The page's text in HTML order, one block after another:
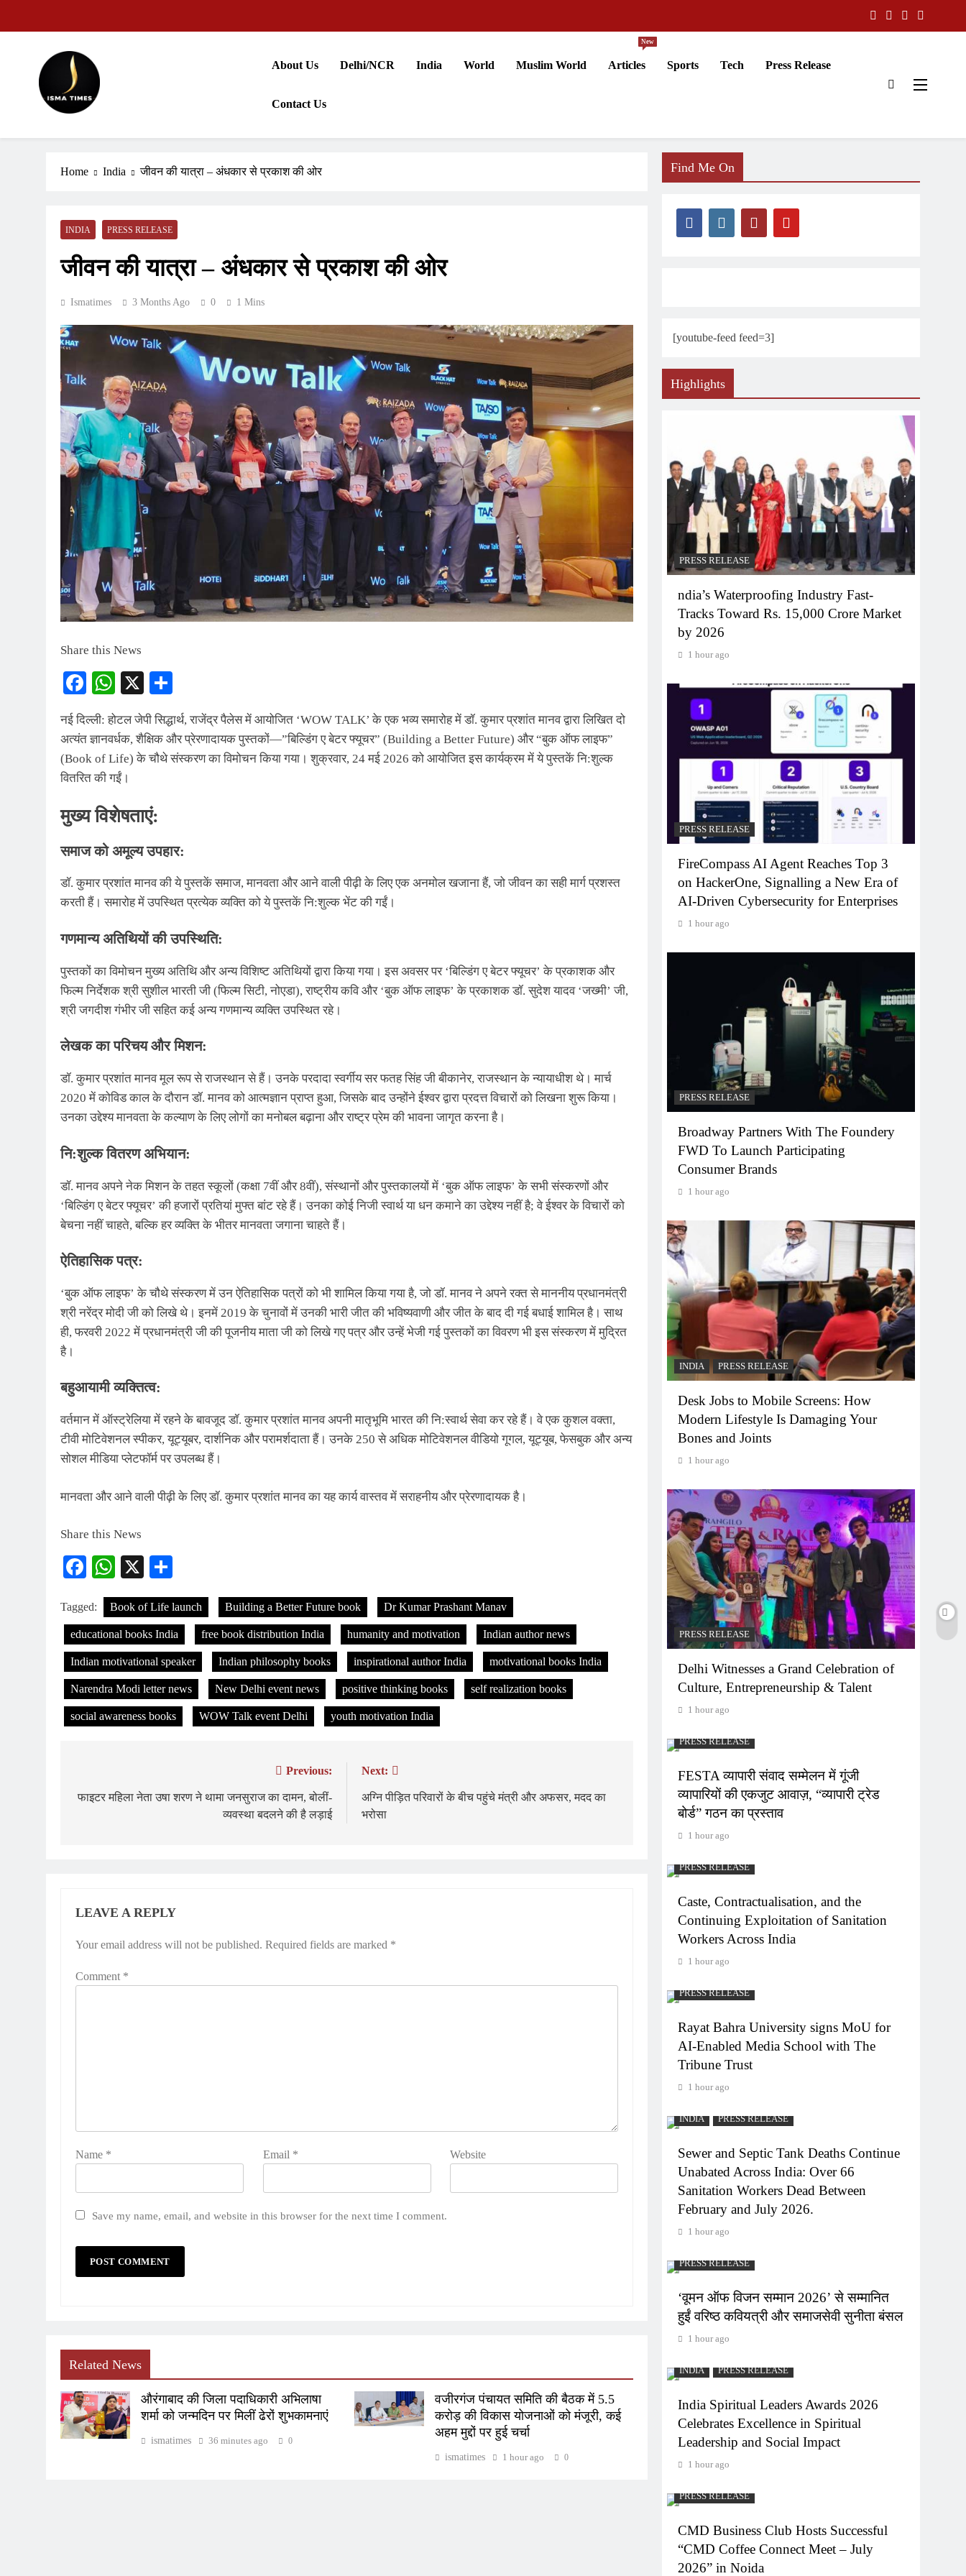
ISMA TIMES NEWS
About Us Delhi/NCR India World Muslim World Articles
New
Sports Tech Press Release
Contact Us
Home India जीवन की यात्रा – अंधकार से प्रकाश की ओर
INDIA PRESS RELEASE
जीवन की यात्रा – अंधकार से प्रकाश की ओर
Ismatimes 3 Months Ago 0 1 Mins
Share this News
Facebook
WhatsApp
X
नई दिल्ली: होटल जेपी सिद्धार्थ, राजेंद्र पैलेस में आयोजित ‘WOW TALK’ के एक भव्य समारोह में डॉ. कुमार प्रशांत मानव द्वारा लिखित दो
अत्यंत ज्ञानवर्धक, शैक्षिक और प्रेरणादायक पुस्तकों—”बिल्डिंग ए बेटर फ्यूचर” (Building a Better Future) और “बुक ऑफ लाइफ”
(Book of Life) के चौथे संस्करण का विमोचन किया गया। शुक्रवार, 24 मई 2026 को आयोजित इस कार्यक्रम में ये पुस्तकें नि:शुल्क
वितरित की गईं।
मुख्य विशेषताएं:
समाज को अमूल्य उपहार:
डॉ. कुमार प्रशांत मानव की ये पुस्तकें समाज, मानवता और आने वाली पीढ़ी के लिए एक अनमोल खजाना हैं, जो जीवन का सही मार्ग प्रशस्त
करती हैं। समारोह में उपस्थित प्रत्येक व्यक्ति को ये पुस्तकें नि:शुल्क भेंट की गईं।
गणमान्य अतिथियों की उपस्थिति:
पुस्तकों का विमोचन मुख्य अतिथि और अन्य विशिष्ट अतिथियों द्वारा किया गया। इस अवसर पर ‘बिल्डिंग ए बेटर फ्यूचर’ के प्रकाशक और
फिल्म निर्देशक श्री सुशील भारती जी (फिल्म सिटी, नोएडा), राष्ट्रीय कवि और ‘बुक ऑफ लाइफ’ के प्रकाशक डॉ. सुदेश यादव ‘जख्मी’ जी,
श्री जगदीश गंभीर जी सहित कई अन्य गणमान्य व्यक्ति उपस्थित रहे।
लेखक का परिचय और मिशन:
डॉ. कुमार प्रशांत मानव मूल रूप से राजस्थान से हैं। उनके परदादा स्वर्गीय सर फतह सिंह जी बीकानेर, राजस्थान के न्यायाधीश थे। मार्च
2020 में कोविड काल के दौरान डॉ. मानव को आत्मज्ञान प्राप्त हुआ, जिसके बाद उन्होंने ईश्वर द्वारा प्रदत्त विचारों को लिखना शुरू किया।
उनका उद्देश्य मानवता के कल्याण के लिए लोगों का मनोबल बढ़ाना और राष्ट्र प्रेम की भावना जागृत करना है।
नि:शुल्क वितरण अभियान:
डॉ. मानव अपने नेक मिशन के तहत स्कूलों (कक्षा 7वीं और 8वीं), संस्थानों और पुस्तकालयों में ‘बुक ऑफ लाइफ’ के सभी संस्करणों और
‘बिल्डिंग ए बेटर फ्यूचर’ की हजारों प्रतियां मुफ्त बांट रहे हैं। उनका कोई निजी स्वार्थ या धन कमाने का उद्देश्य नहीं है; वे ईश्वर के विचारों को
बेचना नहीं चाहते, बल्कि हर व्यक्ति के भीतर मानवता जगाना चाहते हैं।
ऐतिहासिक पत्र:
‘बुक ऑफ लाइफ’ के चौथे संस्करण में उन ऐतिहासिक पत्रों को भी शामिल किया गया है, जो डॉ. मानव ने अपने रक्त से माननीय प्रधानमंत्री
श्री नरेंद्र मोदी जी को लिखे थे। इनमें 2019 के चुनावों में उनकी भारी जीत की भविष्यवाणी और जीत के बाद दी गई बधाई शामिल है। साथ
ही, फरवरी 2022 में प्रधानमंत्री जी की पूजनीय माता जी को लिखे गए पत्र और उन्हें भेजी गई पुस्तकों का विवरण भी इस संस्करण में मुद्रित
है।
बहुआयामी व्यक्तित्व:
वर्तमान में ऑस्ट्रेलिया में रहने के बावजूद डॉ. कुमार प्रशांत मानव अपनी मातृभूमि भारत की नि:स्वार्थ सेवा कर रहे हैं। वे एक कुशल वक्ता,
टीवी मोटिवेशनल स्पीकर, यूट्यूबर, दार्शनिक और परामर्शदाता हैं। उनके 250 से अधिक मोटिवेशनल वीडियो गूगल, यूट्यूब, फेसबुक और अन्य
सोशल मीडिया प्लेटफॉर्म पर उपलब्ध हैं।
मानवता और आने वाली पीढ़ी के लिए डॉ. कुमार प्रशांत मानव का यह कार्य वास्तव में सराहनीय और प्रेरणादायक है।
Share this News
Facebook
WhatsApp
X
Tagged: Book of Life launch Building a Better Future book Dr Kumar Prashant Manav
educational books India free book distribution India humanity and motivation Indian author news
Indian motivational speaker Indian philosophy books inspirational author India motivational books India
Narendra Modi letter news New Delhi event news positive thinking books self realization books
social awareness books WOW Talk event Delhi youth motivation India
navigation
Previous:
फाइटर महिला नेता उषा शरण ने थामा जनसुराज का दामन, बोलीं-
व्यवस्था बदलने की है लड़ाई
Next:
अग्नि पीड़ित परिवारों के बीच पहुंचे मंत्री और अफसर, मदद का
भरोसा
LEAVE A REPLY
Your email address will not be published. Required fields are marked *
Comment *
Name * Email * Website
Save my name, email, and website in this browser for the next time I comment.
Related News
औरंगाबाद की जिला पदाधिकारी अभिलाषा
शर्मा को जन्मदिन पर मिलीं ढेरों शुभकामनाएं
ismatimes 36 minutes ago 0
वजीरगंज पंचायत समिति की बैठक में 5.5
करोड़ की विकास योजनाओं को मंजूरी, कई
अहम मुद्दों पर हुई चर्चा
ismatimes 1 hour ago 0
Find Me On
[youtube-feed feed=3]
Highlights
PRESS RELEASE
ndia’s Waterproofing Industry Fast-
Tracks Toward Rs. 15,000 Crore Market
by 2026
1 hour ago
PRESS RELEASE
FireCompass AI Agent Reaches Top 3
on HackerOne, Signalling a New Era of
AI-Driven Cybersecurity for Enterprises
1 hour ago
PRESS RELEASE
Broadway Partners With The Foundery
FWD To Launch Participating
Consumer Brands
1 hour ago
INDIA PRESS RELEASE
Desk Jobs to Mobile Screens: How
Modern Lifestyle Is Damaging Your
Bones and Joints
1 hour ago
PRESS RELEASE
Delhi Witnesses a Grand Celebration of
Culture, Entrepreneurship & Talent
1 hour ago
PRESS RELEASE
FESTA व्यापारी संवाद सम्मेलन में गूंजी
व्यापारियों की एकजुट आवाज़, “व्यापारी ट्रेड
बोर्ड” गठन का प्रस्ताव
1 hour ago
PRESS RELEASE
Caste, Contractualisation, and the
Continuing Exploitation of Sanitation
Workers Across India
1 hour ago
PRESS RELEASE
Rayat Bahra University signs MoU for
AI-Enabled Media School with The
Tribune Trust
1 hour ago
INDIA PRESS RELEASE
Sewer and Septic Tank Deaths Continue
Unabated Across India: Over 66
Sanitation Workers Dead Between
February and July 2026.
1 hour ago
PRESS RELEASE
‘वूमन ऑफ विजन सम्मान 2026’ से सम्मानित
हुईं वरिष्ठ कवियत्री और समाजसेवी सुनीता बंसल
1 hour ago
INDIA PRESS RELEASE
India Spiritual Leaders Awards 2026
Celebrates Excellence in Spiritual
Leadership and Social Impact
1 hour ago
PRESS RELEASE
CMD Business Club Hosts Successful
“CMD Coffee Connect Meet – July
2026” in Noida